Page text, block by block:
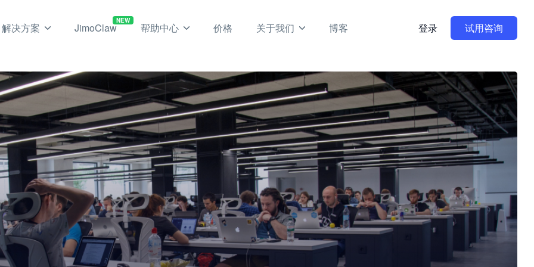
解决方案 JimoClaw
NEW
帮助中心 价格 关于我们 博客 登录 试用咨询